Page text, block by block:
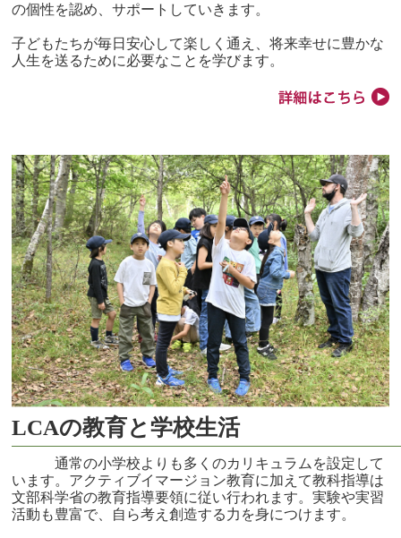
の個性を認め、サポートしていきます。
子どもたちが毎日安心して楽しく通え、将来幸せに豊かな
人生を送るために必要なことを学びます。
LCAの教育と学校生活
通常の小学校よりも多くのカリキュラムを設定して
います。アクティブイマージョン教育に加えて教科指導は
文部科学省の教育指導要領に従い行われます。実験や実習
活動も豊富で、自ら考え創造する力を身につけます。